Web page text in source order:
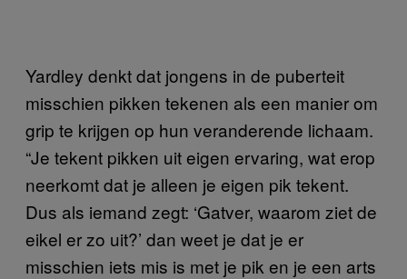
Yardley denkt dat jongens in de puberteit
misschien pikken tekenen als een manier om
grip te krijgen op hun veranderende lichaam.
“Je tekent pikken uit eigen ervaring, wat erop
neerkomt dat je alleen je eigen pik tekent.
Dus als iemand zegt: ‘Gatver, waarom ziet de
eikel er zo uit?’ dan weet je dat je er
misschien iets mis is met je pik en je een arts